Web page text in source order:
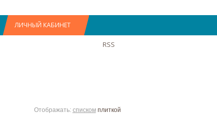
ЛИЧНЫЙ КАБИНЕТ
RSS
Отображать: списком плиткой